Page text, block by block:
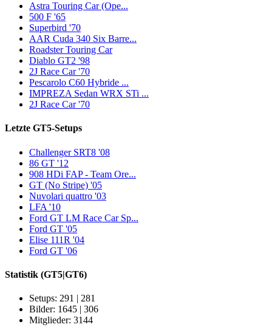
Astra Touring Car (Ope...
500 F '65
Superbird '70
AAR Cuda 340 Six Barre...
Roadster Touring Car
Diablo GT2 '98
2J Race Car '70
Pescarolo C60 Hybride ...
IMPREZA Sedan WRX STi ...
2J Race Car '70
Letzte GT5-Setups
Challenger SRT8 '08
86 GT '12
908 HDi FAP - Team Ore...
GT (No Stripe) '05
Nuvolari quattro '03
LFA '10
Ford GT LM Race Car Sp...
Ford GT '05
Elise 111R '04
Ford GT '06
Statistik (GT5|GT6)
Setups: 291 | 281
Bilder: 1645 | 306
Mitglieder: 3144